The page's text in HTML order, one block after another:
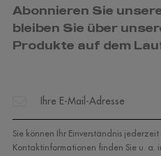
Abonnieren Sie
bleiben Sie über
Produkte auf dem
Sie können Ihr Einverständnis
Kontaktinformationen finden Sie u. a.